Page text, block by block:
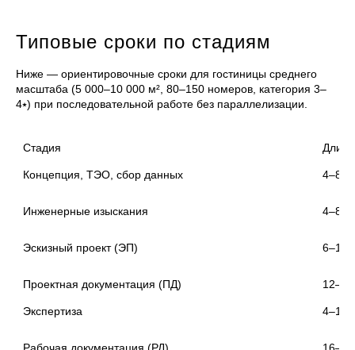
Типовые сроки по стадиям
Ниже — ориентировочные сроки для гостиницы среднего
масштаба (5 000–10 000 м², 80–150 номеров, категория 3–
4⭑) при последовательной работе без параллелизации.
Стадия
Концепция, ТЭО, сбор данных
Инженерные изыскания
Экспертиза